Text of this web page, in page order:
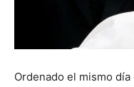
Ordenado el mismo